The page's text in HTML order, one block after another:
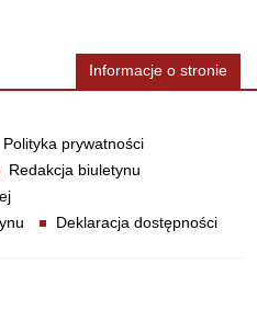
Informacje o stronie
Polityka prywatności
Redakcja biuletynu
Deklaracja dostępności